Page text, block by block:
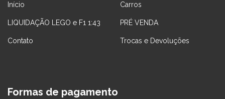
Início Carros
LIQUIDAÇÃO LEGO e F1 1:43 PRÉ VENDA
Contato Trocas e Devoluções
Formas de pagamento